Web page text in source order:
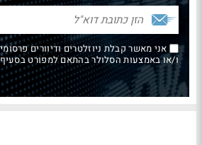
אני מאשר קבלת ניוזלטרים ודיוורים
ו/או באמצעות הסלולר בהתאם למפורט בסעיף 10 בתנאי